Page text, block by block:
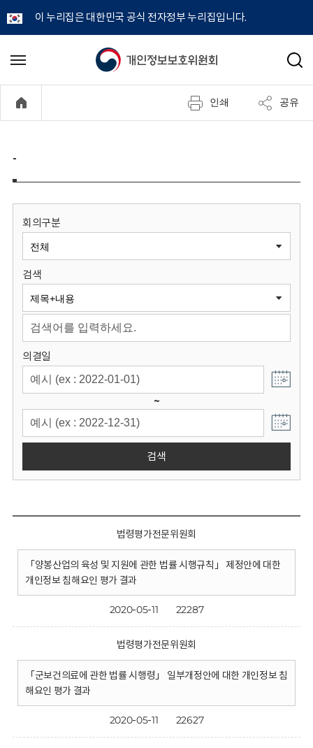
이 누리집은 대한민국 공식 전자정부 누리집입니다.
개
정
보
원
회
메
기
검
인쇄 공유
-
회의구분
검색
의결일
~
검색
법령평가전문위원회
「양봉산업의 육성 및 지원에 관한 법률 시행규칙」 제정안에 대한
개인정보 침해요인 평가 결과
2020-05-11 22287
법령평가전문위원회
「군보건의료에 관한 법률 시행령」 일부개정안에 대한 개인정보 침
해요인 평가 결과
2020-05-11 22627